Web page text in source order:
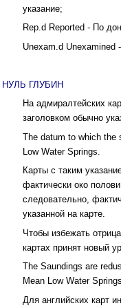
указание;
Rep.d Reported - По
Unexam.d Unexamined
НУЛЬ ГЛУБИН
На адмиралтейских
заголовком обычно
The datum to which the
Low Water Springs.
Карты с таким
фактически око
следовательно,
указанной на карте.
Чтобы избежать
картах принят новый
The Saundings are
Mean Low Water Springs
Для английских карт